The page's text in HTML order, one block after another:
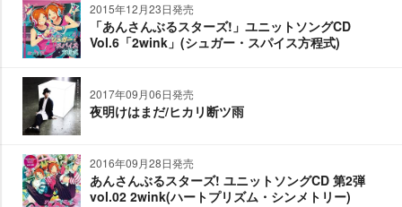
2015年12月23日発売
「あんさんぶるスターズ!」ユニットソングCD
Vol.6「2wink」(シュガー・スパイス方程式)
2017年09月06日発売
夜明けはまだ/ヒカリ断ツ雨
2016年09月28日発売
あんさんぶるスターズ! ユニットソングCD 第2弾
vol.02 2wink(ハートプリズム・シンメトリー)